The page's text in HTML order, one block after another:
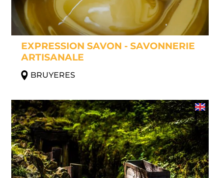
EXPRESSION SAVON - SAVONNERIE
ARTISANALE
BRUYERES